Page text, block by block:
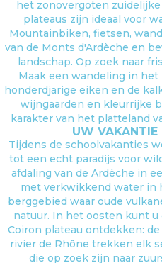
het zonovergoten
plateaus zijn ideaal voor
Mountainbiken, fietsen,
van de Monts d'Ardèche en
landschap. Op zoek naar
Maak een wandeling in
honderdjarige eiken en de
wijngaarden en kleurrijke
karakter van het platteland
UW VAKANTIE
Tijdens de schoolvakanties
tot een echt paradijs voor
afdaling van de Ardèche in
met verkwikkend water in
berggebied waar oude
natuur. In het oosten kunt
Coiron plateau ontdekken:
rivier de Rhône trekken elk
die op zoek zijn naar